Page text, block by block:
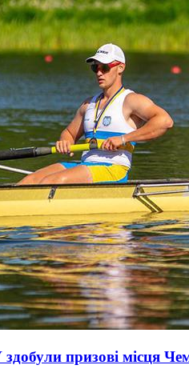
призові місця